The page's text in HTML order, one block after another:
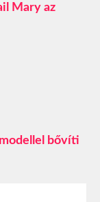
Mary az
bővíti